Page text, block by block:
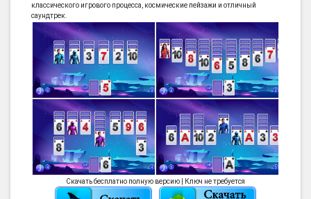
классического игрового процесса, космические пейзажи и отличный
саундтрек.
Скачать бесплатно полную версию | Ключ не требуется